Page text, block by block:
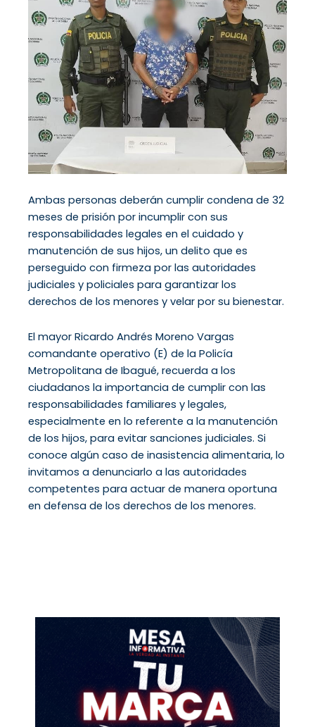
Ambas personas deberán cumplir condena de 32
meses de prisión por incumplir con sus
responsabilidades legales en el cuidado y
manutención de sus hijos, un delito que es
perseguido con firmeza por las autoridades
judiciales y policiales para garantizar los
derechos de los menores y velar por su bienestar.
El mayor Ricardo Andrés Moreno Vargas
comandante operativo (E) de la Policía
Metropolitana de Ibagué, recuerda a los
ciudadanos la importancia de cumplir con las
responsabilidades familiares y legales,
especialmente en lo referente a la manutención
de los hijos, para evitar sanciones judiciales. Si
conoce algún caso de inasistencia alimentaria, lo
invitamos a denunciarlo a las autoridades
competentes para actuar de manera oportuna
en defensa de los derechos de los menores.